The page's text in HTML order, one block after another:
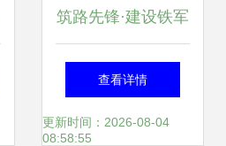
筑路先锋·建设铁军
三队参与宿州道路
桥梁工程建设纪实
查看详情
更新时间：2026-08-04
08:58:55